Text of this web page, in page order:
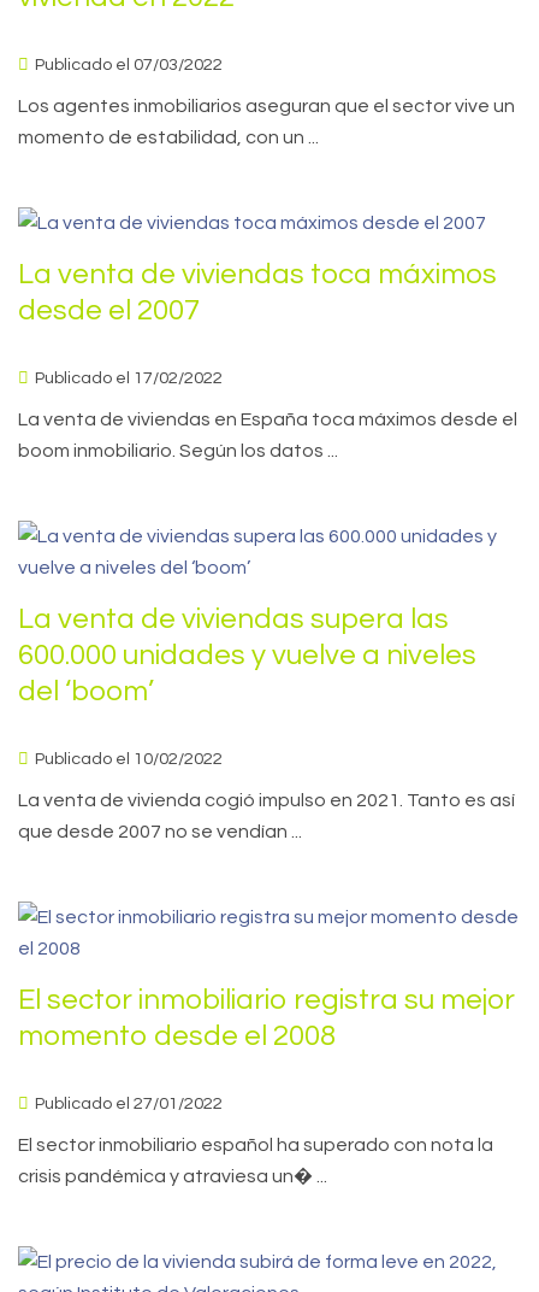
Publicado el 07/03/2022
Los agentes inmobiliarios aseguran que el sector vive un
momento de estabilidad, con un ...
La venta de viviendas toca máximos
desde el 2007
Publicado el 17/02/2022
La venta de viviendas en España toca máximos desde el
boom inmobiliario. Según los datos ...
La venta de viviendas supera las
600.000 unidades y vuelve a niveles
del ‘boom’
Publicado el 10/02/2022
La venta de vivienda cogió impulso en 2021. Tanto es así
que desde 2007 no se vendían ...
El sector inmobiliario registra su mejor
momento desde el 2008
Publicado el 27/01/2022
El sector inmobiliario español ha superado con nota la
crisis pandémica y atraviesa un� ...